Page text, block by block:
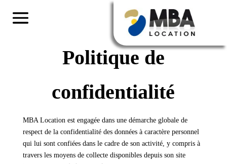
Politique de
confidentialité
MBA Location est engagée dans une démarche globale de
respect de la confidentialité des données à caractère personnel
qui lui sont confiées dans le cadre de son activité, y compris à
travers les moyens de collecte disponibles depuis son site